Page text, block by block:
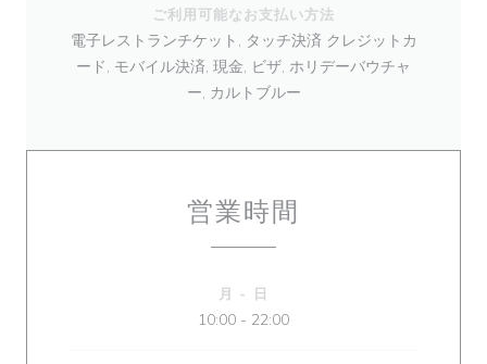
ご利用可能なお支払い方法
電子レストランチケット, タッチ決済 クレジットカ
ード, モバイル決済, 現金, ビザ, ホリデーバウチャ
ー, カルトブルー
営業時間
月 - 日
10:00 - 22:00